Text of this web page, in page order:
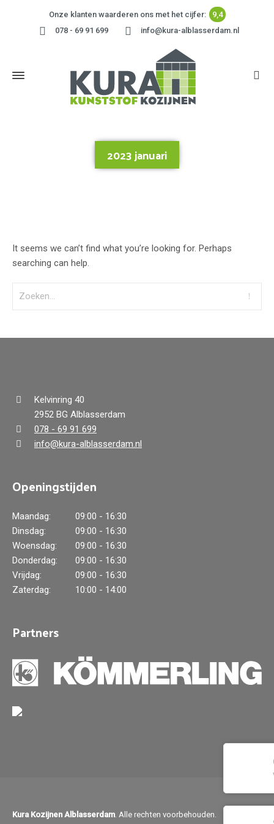
Onze klanten waarderen ons met het cijfer:
9,4
078 - 69 91 699
info@kura-alblasserdam.nl
2023 januari
It seems we can’t find what you’re looking for. Perhaps
searching can help.
Kelvinring 40
2952 BG Alblasserdam
078 - 69 91 699
info@kura-alblasserdam.nl
Openingstijden
Maandag:
09:00 - 16:30
Dinsdag:
09:00 - 16:30
Woensdag:
09:00 - 16:30
Donderdag:
09:00 - 16:30
Vrijdag:
09:00 - 16:30
Zaterdag:
10:00 - 14:00
Partners
Kura Kozijnen Alblasserdam. Alle rechten voorbehouden.